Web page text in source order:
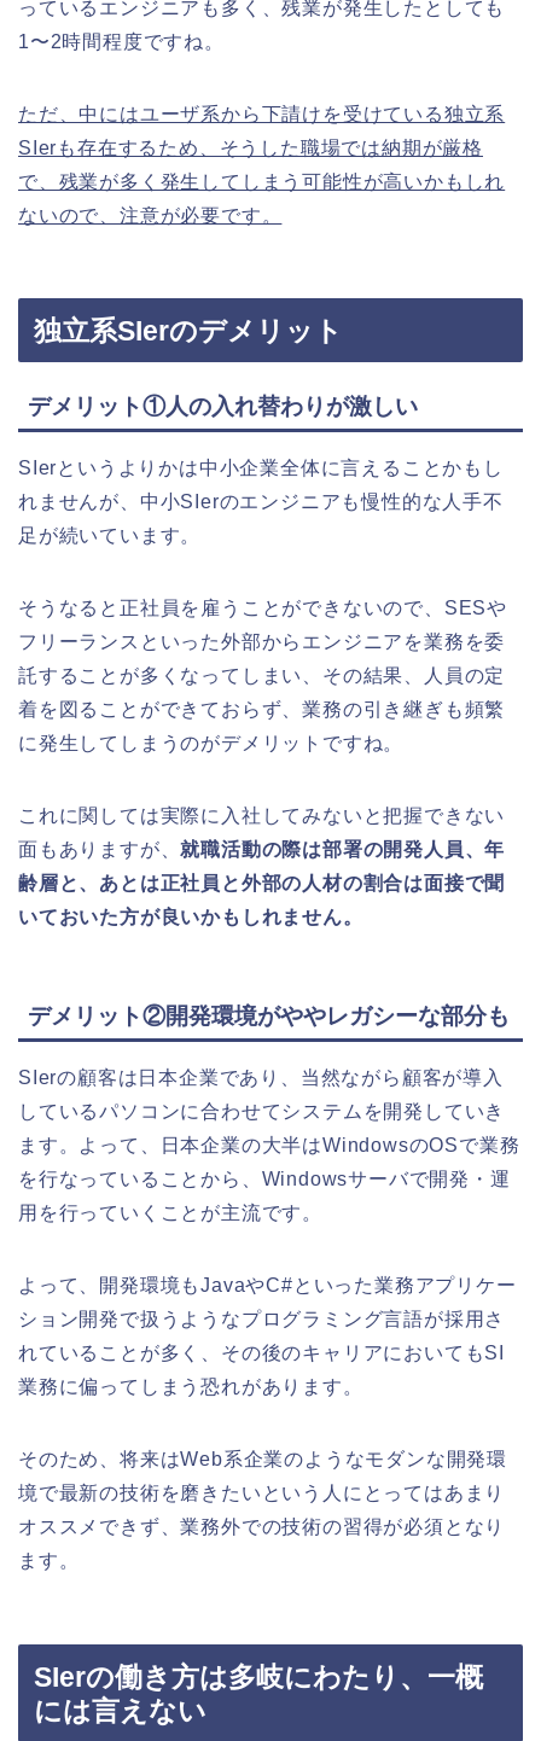
っているエンジニアも多く、残業が発生したとしても
1〜2時間程度ですね。
ただ、中にはユーザ系から下請けを受けている独立系
SIerも存在するため、そうした職場では納期が厳格
で、残業が多く発生してしまう可能性が高いかもしれ
ないので、注意が必要です。
独立系SIerのデメリット
デメリット①人の入れ替わりが激しい
SIerというよりかは中小企業全体に言えることかもし
れませんが、中小SIerのエンジニアも慢性的な人手不
足が続いています。
そうなると正社員を雇うことができないので、SESや
フリーランスといった外部からエンジニアを業務を委
託することが多くなってしまい、その結果、人員の定
着を図ることができておらず、業務の引き継ぎも頻繁
に発生してしまうのがデメリットですね。
これに関しては実際に入社してみないと把握できない
面もありますが、就職活動の際は部署の開発人員、年
齢層と、あとは正社員と外部の人材の割合は面接で聞
いておいた方が良いかもしれません。
デメリット②開発環境がややレガシーな部分も
SIerの顧客は日本企業であり、当然ながら顧客が導入
しているパソコンに合わせてシステムを開発していき
ます。よって、日本企業の大半はWindowsのOSで業務
を行なっていることから、Windowsサーバで開発・運
用を行っていくことが主流です。
よって、開発環境もJavaやC#といった業務アプリケー
ション開発で扱うようなプログラミング言語が採用さ
れていることが多く、その後のキャリアにおいてもSI
業務に偏ってしまう恐れがあります。
そのため、将来はWeb系企業のようなモダンな開発環
境で最新の技術を磨きたいという人にとってはあまり
オススメできず、業務外での技術の習得が必須となり
ます。
SIerの働き方は多岐にわたり、一概
には言えない